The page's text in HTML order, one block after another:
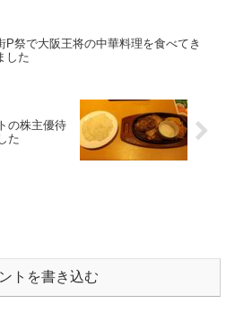
P祭で大阪王将の中華料理を食べてき
した
の株主優待
た
トを書き込む